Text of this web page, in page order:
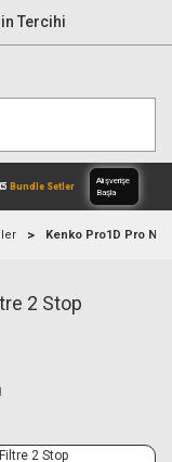
Tercihi
Alışverişe
Kenko Pro1D Pro
2 Stop